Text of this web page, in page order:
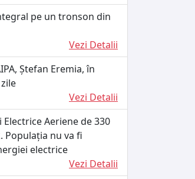
pe un tronson din
Vezi Detalii
Ștefan Eremia, în
Vezi Detalii
Aeriene de 330
Populația nu va fi
electrice
Vezi Detalii